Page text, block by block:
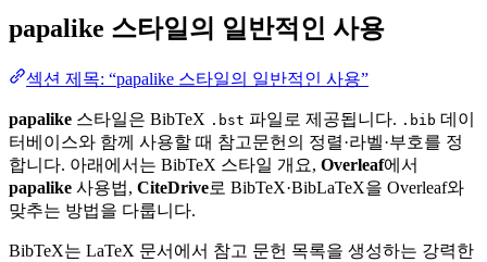
papalike 스타일의 일반적인 사용
섹션 제목: “papalike 스타일의 일반적인 사용”
papalike 스타일은 BibTeX .bst 파일로 제공됩니다. .bib 데이
터베이스와 함께 사용할 때 참고문헌의 정렬·라벨·부호를 정
합니다. 아래에서는 BibTeX 스타일 개요, Overleaf에서
papalike 사용법, CiteDrive로 BibTeX·BibLaTeX을 Overleaf와
맞추는 방법을 다룹니다.
BibTeX는 LaTeX 문서에서 참고 문헌 목록을 생성하는 강력한